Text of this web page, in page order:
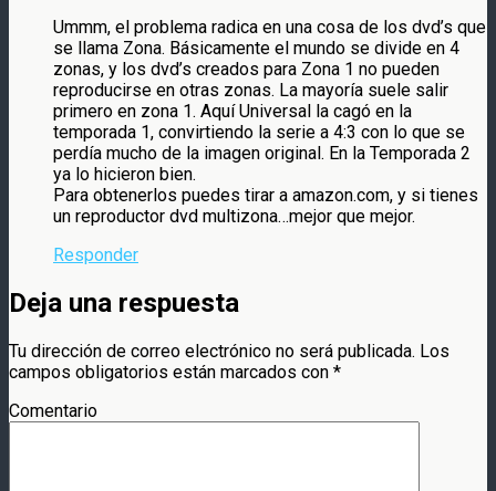
Ummm, el problema radica en una cosa de los dvd’s que
se llama Zona. Básicamente el mundo se divide en 4
zonas, y los dvd’s creados para Zona 1 no pueden
reproducirse en otras zonas. La mayoría suele salir
primero en zona 1. Aquí Universal la cagó en la
temporada 1, convirtiendo la serie a 4:3 con lo que se
perdía mucho de la imagen original. En la Temporada 2
ya lo hicieron bien.
Para obtenerlos puedes tirar a amazon.com, y si tienes
un reproductor dvd multizona…mejor que mejor.
Responder
Deja una respuesta
Tu dirección de correo electrónico no será publicada. Los
campos obligatorios están marcados con *
Comentario